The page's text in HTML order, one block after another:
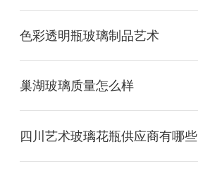
色彩透明瓶玻璃制品艺术
巢湖玻璃质量怎么样
四川艺术玻璃花瓶供应商有哪些